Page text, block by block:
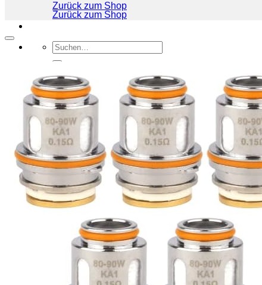
Zurück zum Shop
Suchen
nach:
BLOG
Zurück zum Shop